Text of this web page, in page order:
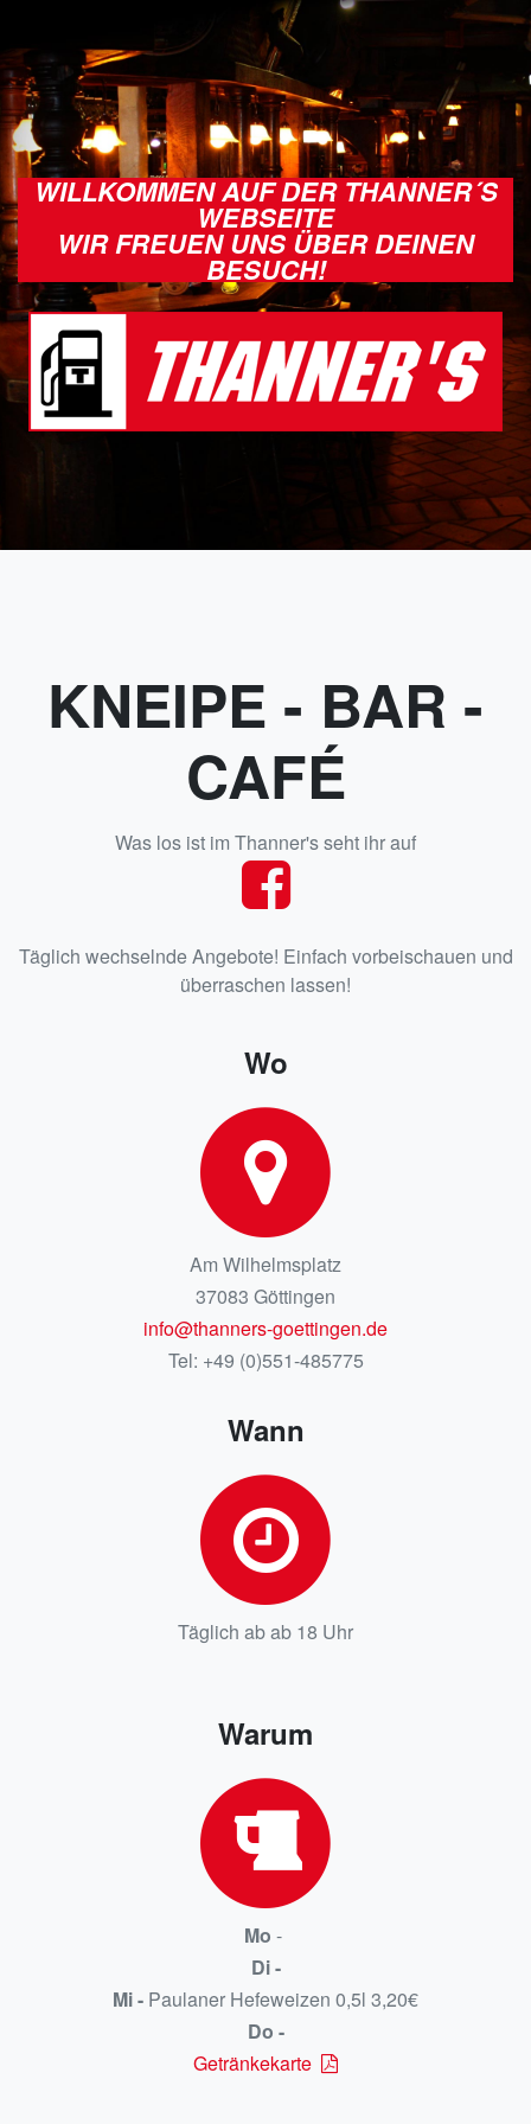
WILLKOMMEN AUF DER THANNER´S
WEBSEITE
WIR FREUEN UNS ÜBER DEINEN
BESUCH!
KNEIPE - BAR -
CAFÉ
Was los ist im Thanner's seht ihr auf
Täglich wechselnde Angebote! Einfach vorbeischauen und
überraschen lassen!
Wo
Am Wilhelmsplatz
37083 Göttingen
info@thanners-goettingen.de
Tel: +49 (0)551-485775
Wann
Täglich ab ab 18 Uhr
Warum
Mo -
Di -
Mi - Paulaner Hefeweizen 0,5l 3,20€
Do -
Getränkekarte